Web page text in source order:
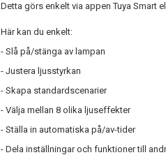
Detta görs enkelt via appen Tuya Smart
Här kan du enkelt:
- Slå på/stänga av lampan
- Justera ljusstyrkan
- Skapa standardscenarier
- Välja mellan 8 olika ljuseffekter
- Ställa in automatiska på/av-tider
- Dela inställningar och funktioner till